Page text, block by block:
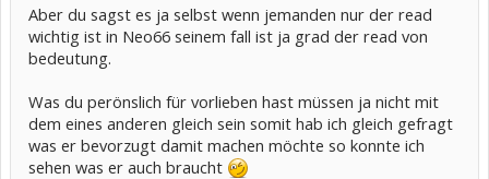
Aber du sagst es ja selbst wenn jemanden nur der read
wichtig ist in Neo66 seinem fall ist ja grad der read von
bedeutung.
Was du perönslich für vorlieben hast müssen ja nicht mit
dem eines anderen gleich sein somit hab ich gleich gefragt
was er bevorzugt damit machen möchte so konnte ich
sehen was er auch braucht